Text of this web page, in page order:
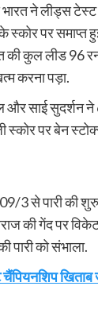
ने लीड्स टेस्ट
स्कोर पर समाप्त
की कुल लीड 96
करना पड़ा.
साई सुदर्शन ने
स्कोर पर बेन
3 से पारी की
की गेंद पर
पारी को संभाला.
खिताब